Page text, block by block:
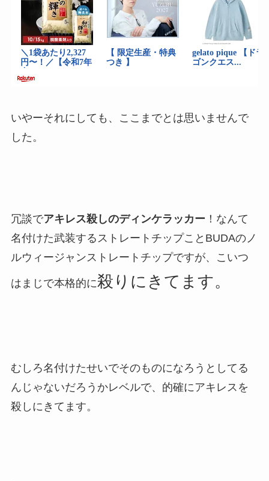
いやーそれにしても、ここまでとは思いませんで
した。
冗談でアキレス殺しのディンケラッカー ！なんて
名付けた武装するストレートチップことBUDAのノ
ルウィージャンストレートチップですが、こいつ
はまじで本格的に殺りにきてます。
むしろ名付けたせいでそのものになろうとしてる
んじゃないだろうかレベルで、的確にアキレスを
殺しにきてます。